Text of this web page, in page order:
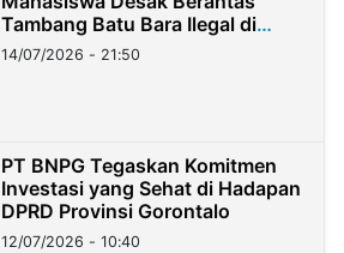
Tambang Batu Bara Ilegal di
Lampung
14/07/2026 - 21:50
PT BNPG Tegaskan Komitmen
Investasi yang Sehat di Hadapan
DPRD Provinsi Gorontalo
12/07/2026 - 10:40